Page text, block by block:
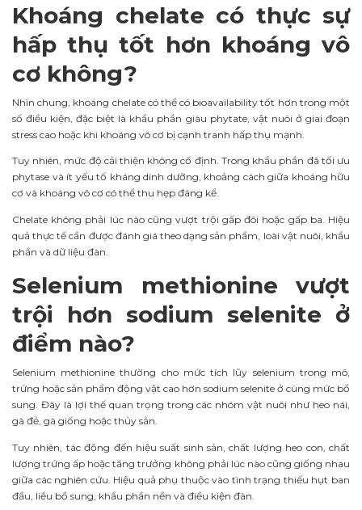
Khoáng chelate có thực sự
hấp thụ tốt hơn khoáng vô
cơ không?
Nhìn chung, khoáng chelate có thể có bioavailability tốt hơn trong một
số điều kiện, đặc biệt là khẩu phần giàu phytate, vật nuôi ở giai đoạn
stress cao hoặc khi khoáng vô cơ bị cạnh tranh hấp thụ mạnh.
Tuy nhiên, mức độ cải thiện không cố định. Trong khẩu phần đã tối ưu
phytase và ít yếu tố kháng dinh dưỡng, khoảng cách giữa khoáng hữu
cơ và khoáng vô cơ có thể thu hẹp đáng kể.
Chelate không phải lúc nào cũng vượt trội gấp đôi hoặc gấp ba. Hiệu
quả thực tế cần được đánh giá theo dạng sản phẩm, loài vật nuôi, khẩu
phần và dữ liệu đàn.
Selenium methionine vượt
trội hơn sodium selenite ở
điểm nào?
Selenium methionine thường cho mức tích lũy selenium trong mô,
trứng hoặc sản phẩm động vật cao hơn sodium selenite ở cùng mức bổ
sung. Đây là lợi thế quan trọng trong các nhóm vật nuôi như heo nái,
gà đẻ, gà giống hoặc thủy sản.
Tuy nhiên, tác động đến hiệu suất sinh sản, chất lượng heo con, chất
lượng trứng ấp hoặc tăng trưởng không phải lúc nào cũng giống nhau
giữa các nghiên cứu. Hiệu quả phụ thuộc vào tình trạng thiếu hụt ban
đầu, liều bổ sung, khẩu phần nền và điều kiện đàn.